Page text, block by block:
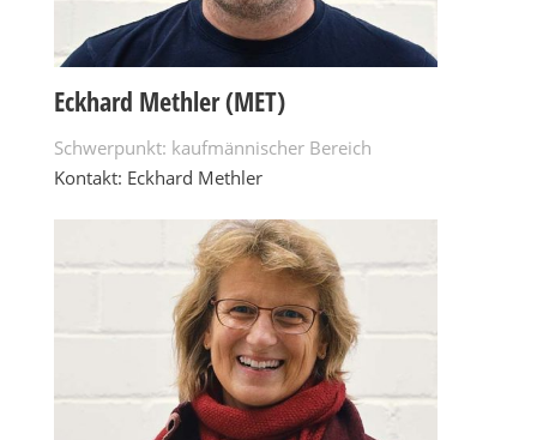
Eckhard Methler (MET)
Schwerpunkt: kaufmännischer Bereich
Kontakt: Eckhard Methler